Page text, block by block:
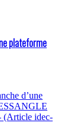
plateforme